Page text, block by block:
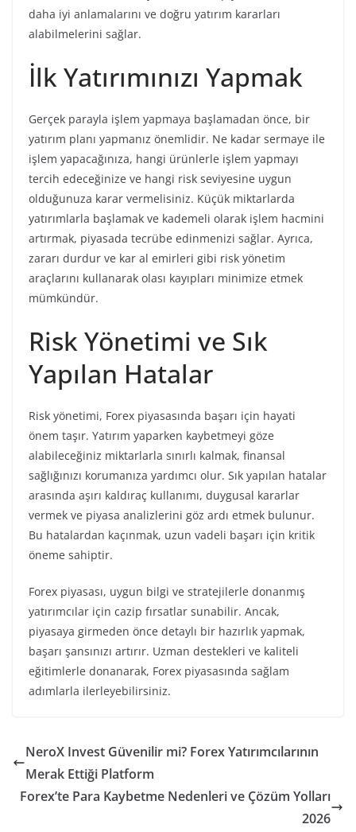
daha iyi anlamalarını ve doğru yatırım kararları
alabilmelerini sağlar.
İlk Yatırımınızı Yapmak
Gerçek parayla işlem yapmaya başlamadan önce, bir
yatırım planı yapmanız önemlidir. Ne kadar sermaye ile
işlem yapacağınıza, hangi ürünlerle işlem yapmayı
tercih edeceğinize ve hangi risk seviyesine uygun
olduğunuza karar vermelisiniz. Küçük miktarlarda
yatırımlarla başlamak ve kademeli olarak işlem hacmini
artırmak, piyasada tecrübe edinmenizi sağlar. Ayrıca,
zararı durdur ve kar al emirleri gibi risk yönetim
araçlarını kullanarak olası kayıpları minimize etmek
mümkündür.
Risk Yönetimi ve Sık
Yapılan Hatalar
Risk yönetimi, Forex piyasasında başarı için hayati
önem taşır. Yatırım yaparken kaybetmeyi göze
alabileceğiniz miktarlarla sınırlı kalmak, finansal
sağlığınızı korumanıza yardımcı olur. Sık yapılan hatalar
arasında aşırı kaldıraç kullanımı, duygusal kararlar
vermek ve piyasa analizlerini göz ardı etmek bulunur.
Bu hatalardan kaçınmak, uzun vadeli başarı için kritik
öneme sahiptir.
Forex piyasası, uygun bilgi ve stratejilerle donanmış
yatırımcılar için cazip fırsatlar sunabilir. Ancak,
piyasaya girmeden önce detaylı bir hazırlık yapmak,
başarı şansınızı artırır. Uzman destekleri ve kaliteli
eğitimlerle donanarak, Forex piyasasında sağlam
adımlarla ilerleyebilirsiniz.
NeroX Invest Güvenilir mi? Forex Yatırımcılarının
Merak Ettiği Platform
Forex’te Para Kaybetme Nedenleri ve Çözüm Yolları
2026